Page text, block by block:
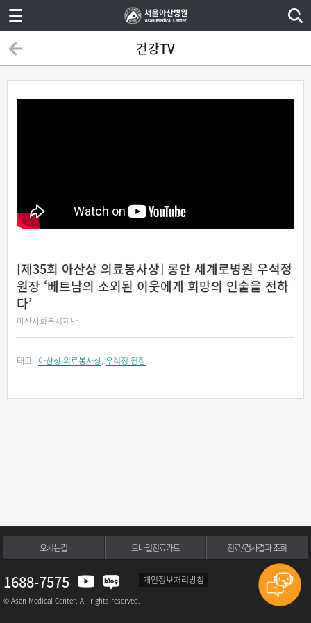
건강TV
[제35회 아산상 의료봉사상] 롱안 세계로병원 우석정
원장 ‘베트남의 소외된 이웃에게 희망의 인술을 전하
다’
아산사회복지재단
태그 : 아산상 의료봉사상, 우석정 원장
오시는길 모바일진료카드 진료/검사결과 조회
1688-7575 개인정보처리방침
© Asan Medical Center. All rights reserved.